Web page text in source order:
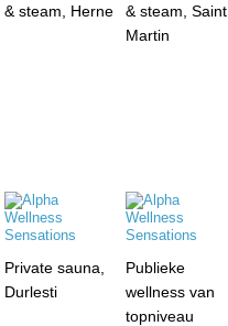
& steam, Herne
& steam, Saint
Martin
Private sauna,
Durlesti
Publieke
wellness van
topniveau